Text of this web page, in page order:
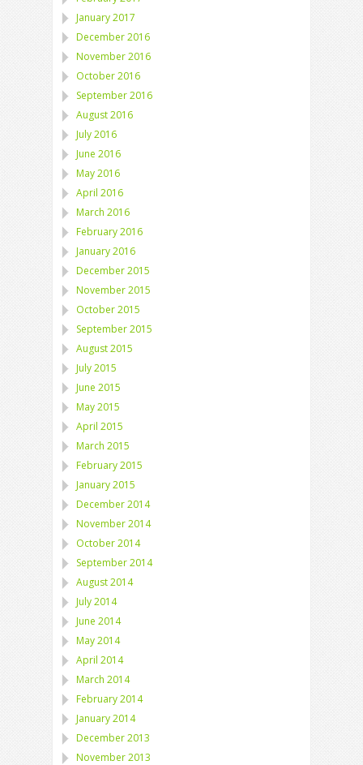
January 2017
December 2016
November 2016
October 2016
September 2016
August 2016
July 2016
June 2016
May 2016
April 2016
March 2016
February 2016
January 2016
December 2015
November 2015
October 2015
September 2015
August 2015
July 2015
June 2015
May 2015
April 2015
March 2015
February 2015
January 2015
December 2014
November 2014
October 2014
September 2014
August 2014
July 2014
June 2014
May 2014
April 2014
March 2014
February 2014
January 2014
December 2013
November 2013